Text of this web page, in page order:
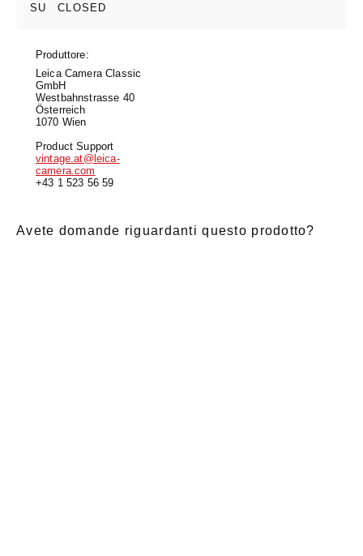
SU
CLOSED
Produttore:
Leica Camera Classic
GmbH
Westbahnstrasse 40
Österreich
1070 Wien
Product Support
vintage.at@leica-
camera.com
+43 1 523 56 59
Avete domande riguardanti questo prodotto?